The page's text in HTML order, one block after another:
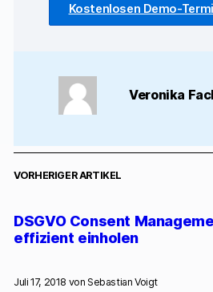
Kostenlosen Demo-
Veronika
VORHERIGER ARTIKEL
DSGVO Consent
effizient einholen
Juli 17, 2018 von Sebastian Voigt